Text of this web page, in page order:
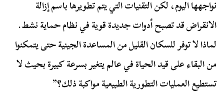
نواجهها اليوم، لكن التقنيات التي يتم تطويرها باسم إزالة
الانقراض قد تصبح أدوات جديدة قوية في نظام حماية نشط.
لماذا لا توفر للسكان القليل من المساعدة الجينية حتى يتمكنوا
من البقاء على قيد الحياة في عالم يتغير بسرعة كبيرة بحيث لا
تستطيع العمليات التطورية الطبيعية مواكبة ذلك؟”